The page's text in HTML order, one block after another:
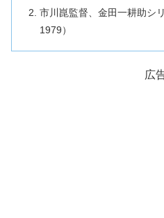
市川崑監督、金田一耕助シ
1979）
広